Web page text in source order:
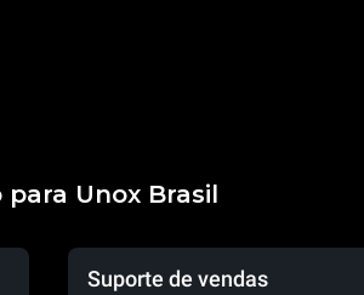
Unox Brasil
Suporte de vendas